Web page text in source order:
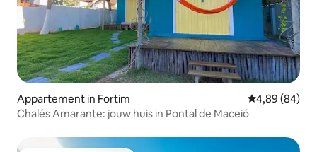
Appartement in Fortim Gemiddelde
4,89 (84)
Chalés Amarante: jouw huis in Pontal de Maceió